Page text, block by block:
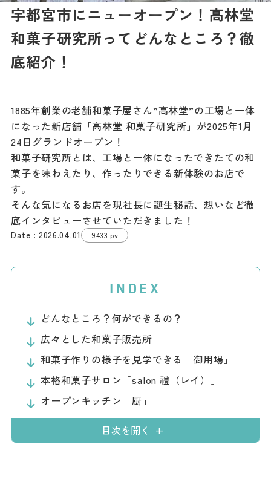
宇都宮市にニューオープン！高林堂
和菓子研究所ってどんなところ？徹
底紹介！
1885年創業の老舗和菓子屋さん”高林堂”の工場と一体
になった新店舗「高林堂 和菓子研究所」が2025年1月
24日グランドオープン！
和菓子研究所とは、工場と一体になったできたての和
菓子を味わえたり、作ったりできる新体験のお店で
す。
そんな気になるお店を現社長に誕生秘話、想いなど徹
底インタビューさせていただきました！
2026.04.01 9433 pv
INDEX
どんなところ？何ができるの？
広々とした和菓子販売所
和菓子作りの様子を見学できる「御用場」
本格和菓子サロン「salon 禮（レイ）」
オープンキッチン「厨」
目次を開く
宇都宮市民ライター
記事
市民がおすすめ！餃
撮影支援・
MICE
フィルムコミ
ッション
MICE
e
ロード